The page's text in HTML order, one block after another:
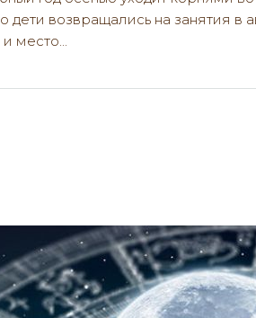
дети возвращались на занятия в
место...